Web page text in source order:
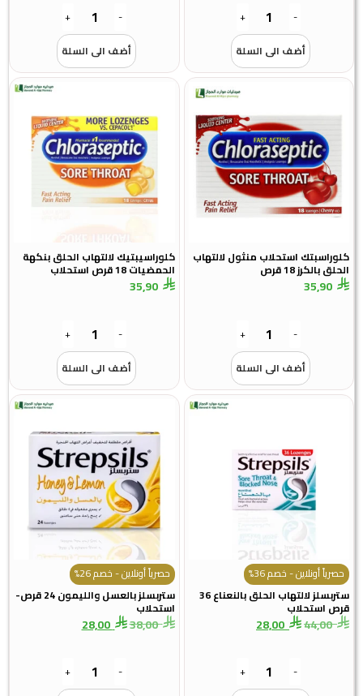
-
+
أضف الى السلة
-
+
أضف الى السلة
كلوراسبتك استحلاب منثول لالتهاب
الحلق بالكرز 18 قرص
35,90
-
+
أضف الى السلة
كلوراسيبتيك لالتهاب الحلق بنكهة
الحمضيات 18 قرص استحلاب
35,90
-
+
أضف الى السلة
حصرياً أونلاين - خصم 36%
ستربسلز لالتهاب الحلق بالنعناع 36
قرص استحلاب
44,00
28,00
-
+
حصرياً أونلاين - خصم 26%
ستربسلز بالعسل والليمون 24 قرص-
استحلاب
38,00
28,00
-
+